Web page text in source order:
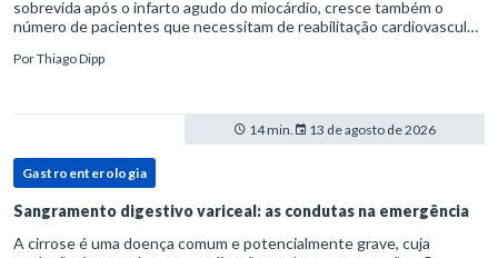
sobrevida após o infarto agudo do miocárdio, cresce também o
número de pacientes que necessitam de reabilitação cardiovascular
PorThiago Dipp
14 min. 13 de agosto de 2026
Gastroenterologia
Sangramento digestivo variceal: as condutas na emergência
A cirrose é uma doença comum e potencialmente grave, cuja